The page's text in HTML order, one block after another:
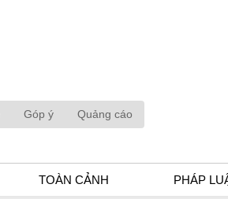
Góp ý Quảng cáo
TOÀN CẢNH PHÁP